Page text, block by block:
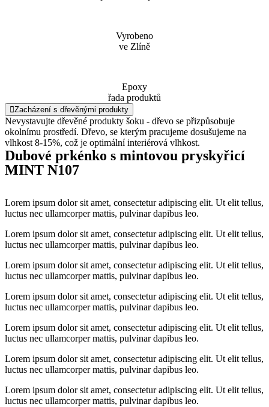
Vyrobeno
ve Zlíně
Epoxy
řada produktů
Zacházení s dřevěnými produkty
Nevystavujte dřevěné produkty šoku - dřevo se přizpůsobuje
okolnímu prostředí. Dřevo, se kterým pracujeme dosušujeme na
vlhkost 8-15%, což je optimální interiérová vlhkost.
Dubové prkénko s mintovou pryskyřicí
MINT N107
Lorem ipsum dolor sit amet, consectetur adipiscing elit. Ut elit tellus,
luctus nec ullamcorper mattis, pulvinar dapibus leo.
Lorem ipsum dolor sit amet, consectetur adipiscing elit. Ut elit tellus,
luctus nec ullamcorper mattis, pulvinar dapibus leo.
Lorem ipsum dolor sit amet, consectetur adipiscing elit. Ut elit tellus,
luctus nec ullamcorper mattis, pulvinar dapibus leo.
Lorem ipsum dolor sit amet, consectetur adipiscing elit. Ut elit tellus,
luctus nec ullamcorper mattis, pulvinar dapibus leo.
Lorem ipsum dolor sit amet, consectetur adipiscing elit. Ut elit tellus,
luctus nec ullamcorper mattis, pulvinar dapibus leo.
Lorem ipsum dolor sit amet, consectetur adipiscing elit. Ut elit tellus,
luctus nec ullamcorper mattis, pulvinar dapibus leo.
Lorem ipsum dolor sit amet, consectetur adipiscing elit. Ut elit tellus,
luctus nec ullamcorper mattis, pulvinar dapibus leo.